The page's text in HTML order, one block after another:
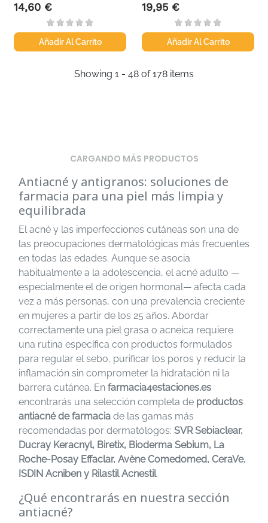
Precio
14,60 €
Añadir Al Carrito
Precio
19,95 €
Añadir Al Carrito
Showing 1 - 48 of 178 items
CARGANDO MÁS PRODUCTOS
Antiacné y antigranos: soluciones de
farmacia para una piel más limpia y
equilibrada
El acné y las imperfecciones cutáneas son una de
las preocupaciones dermatológicas más frecuentes
en todas las edades. Aunque se asocia
habitualmente a la adolescencia, el acné adulto —
especialmente el de origen hormonal— afecta cada
vez a más personas, con una prevalencia creciente
en mujeres a partir de los 25 años. Abordar
correctamente una piel grasa o acneica requiere
una rutina específica con productos formulados
para regular el sebo, purificar los poros y reducir la
inflamación sin comprometer la hidratación ni la
barrera cutánea. En farmacia4estaciones.es
encontrarás una selección completa de productos
antiacné de farmacia de las gamas más
recomendadas por dermatólogos: SVR Sebiaclear,
Ducray Keracnyl, Biretix, Bioderma Sebium, La
Roche-Posay Effaclar, Avène Comedomed, CeraVe,
ISDIN Acniben y Rilastil Acnestil.
¿Qué encontrarás en nuestra sección
antiacné?